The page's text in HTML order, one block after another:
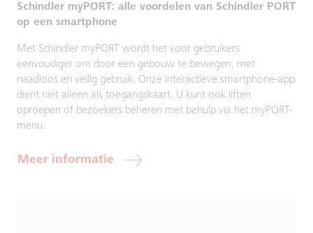
Schindler myPORT: alle voordelen van Schindler PORT
op een smartphone
Met Schindler myPORT wordt het voor gebruikers
eenvoudiger om door een gebouw te bewegen, met
naadloos en veilig gebruik. Onze interactieve smartphone-app
dient niet alleen als toegangskaart. U kunt ook liften
oproepen of bezoekers beheren met behulp via het myPORT-
menu.
Meer informatie